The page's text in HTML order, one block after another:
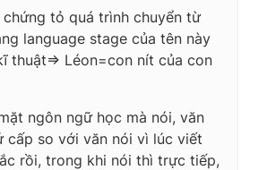
chứng tỏ quá trình chuyển từ
language stage của tên này
thuật=> Léon=con nít của con
ngôn ngữ học mà nói, văn
cấp so với văn nói vì lúc viết
rồi, trong khi nói thì trực tiếp,